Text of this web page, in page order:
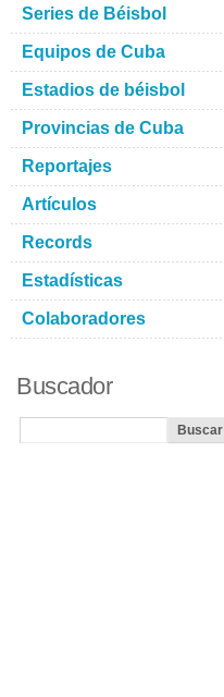
Series de Béisbol
Equipos de Cuba
Estadios de béisbol
Provincias de Cuba
Reportajes
Artículos
Records
Estadísticas
Colaboradores
Buscador